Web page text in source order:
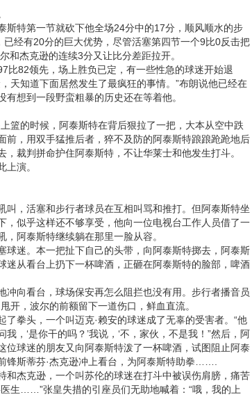
特第一节就砍下他全场24分中的17分，顺风顺水的步
经有20分的巨大优势，尽管活塞第四节一个9比0反击把
和杰克逊的连续3分又让比分差距拉开。
82领先，场上胜负已定，有一些性急的球迷开始退
天知道下面居然发生了最疯狂的事情。”布朗说他已经在
想到一段野蛮粗暴的历史还在等着他。
的时候，阿泰斯特在背后狠拉了一把，大本从空中跌
前，用双手猛推后者，猝不及防的阿泰斯特踉踉跄跄地后
裁判拼命护住阿泰斯特，不让华莱士和他发生打斗。
演。
，活塞和步行者球员在互相叫骂和推打。但阿泰斯特坐
，似乎这样还不够享受，他向一位电视台工作人员借了一
阿泰斯特继续躺在那里一脸从容。
迷。本一把扯下自己的头带，向阿泰斯特掷去，阿泰斯
迷从看台上扔下一杯啤酒，正砸在阿泰斯特的脸部，啤酒
向看台，球场保安再怎么阻拦也没有用。步行者播音员
开，波尔的前额留下一道伤口，鲜血直流。
拳头，一个叫迈克·赖安的球迷成了无辜的受害者。“他
，‘是你干的吗？’我说，‘不，家伙，不是我！”然后，阿
位球迷的朋友又向阿泰斯特泼了一杯啤酒，试图阻止阿泰
锋斯蒂芬·杰克逊冲上看台，为阿泰斯特助拳…….
杰克逊，一个叫苏伦的球迷在打斗中被误伤肩膀，痛苦
生……”张皇失措的引座员们无助地喊着：“哦，我的上